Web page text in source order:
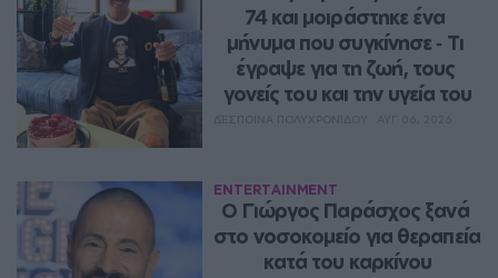
74 και μοιράστηκε ένα
μήνυμα που συγκίνησε ‑ Τι
έγραψε για τη ζωή, τους
γονείς του και την υγεία του
ENTERTAINMENT
O Γιώργος Παράσχος ξανά
στο νοσοκομείο για θεραπεία
κατά του καρκίνου